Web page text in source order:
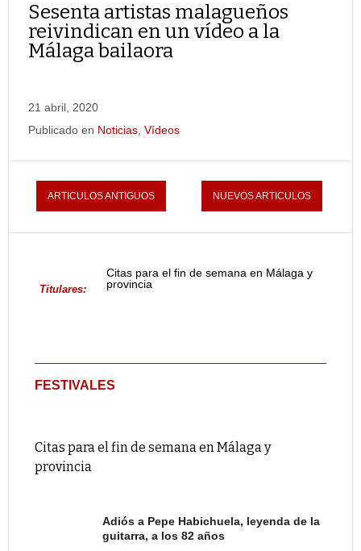
Sesenta artistas malagueños
reivindican en un vídeo a la
Málaga bailaora
21 abril, 2020
Publicado en Noticias Vídeos
ARTICULOS ANTIGUOS NUEVOS ARTICULOS
Titulares:
Citas para el fin de semana en Málaga y
provincia
FESTIVALES
Citas para el fin de semana en Málaga y
provincia
Adiós a Pepe Habichuela, leyenda de la
guitarra, a los 82 años